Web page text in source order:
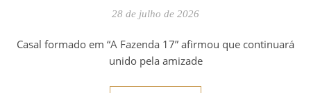
28 de julho de 2026
Casal formado em “A Fazenda 17” afirmou que continuará
unido pela amizade